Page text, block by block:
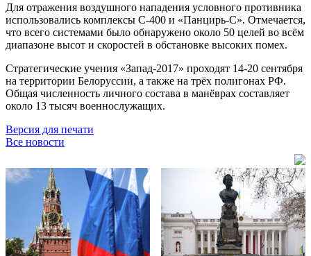
Для отражения воздушного нападения условного противника
использовались комплексы С-400 и «Панцирь-С». Отмечается,
что всего системами было обнаружено около 50 целей во всём
диапазоне высот и скоростей в обстановке высоких помех.
Стратегические учения «Запад-2017» проходят 14-20 сентября
на территории Белоруссии, а также на трёх полигонах РФ.
Общая численность личного состава в манёврах составляет
около 13 тысяч военнослужащих.
Версия для печати
Все новости